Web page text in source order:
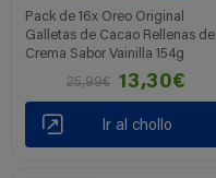
Pack de 16x Oreo Original
Galletas de Cacao Rellenas de
Crema Sabor Vainilla 154g
25,99€
13,30€
Ir al chollo